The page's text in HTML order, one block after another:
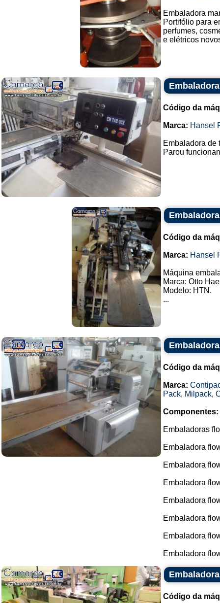
Embaladora
Portifólio para
perfumes,
e elétricos
Código da
Marca: Hansel
Embaladora de
Parou
Código da
Marca: Hansel
Máquina
Marca: Otto
Modelo: HTN.
...
Código da
Marca:
Pack, Milpack,
Componentes:
Embaladoras
Embaladora
Embaladora
Embaladora
Embaladora
Embaladora
Embaladora
Embaladora
Código da